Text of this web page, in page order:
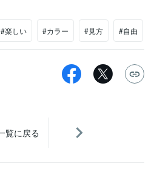
#楽しい #カラー #見方 #自由
覧に戻る